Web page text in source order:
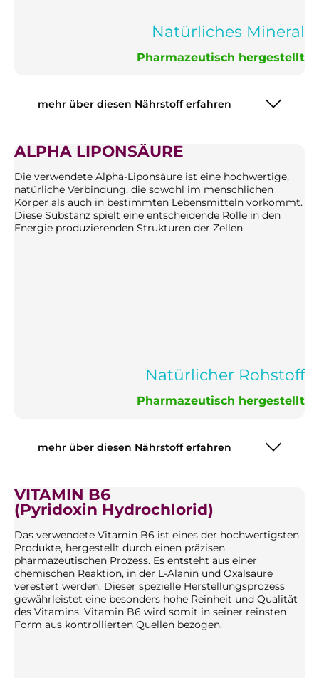
Natürliches Mineral
Pharmazeutisch hergestellt
mehr über diesen Nährstoff erfahren
ALPHA LIPONSÄURE
Die verwendete Alpha-Liponsäure ist eine hochwertige,
natürliche Verbindung, die sowohl im menschlichen
Körper als auch in bestimmten Lebensmitteln vorkommt.
Diese Substanz spielt eine entscheidende Rolle in den
Energie produzierenden Strukturen der Zellen.
Natürlicher Rohstoff
Pharmazeutisch hergestellt
mehr über diesen Nährstoff erfahren
VITAMIN B6
(Pyridoxin Hydrochlorid)
Das verwendete Vitamin B6 ist eines der hochwertigsten
Produkte, hergestellt durch einen präzisen
pharmazeutischen Prozess. Es entsteht aus einer
chemischen Reaktion, in der L-Alanin und Oxalsäure
verestert werden. Dieser spezielle Herstellungsprozess
gewährleistet eine besonders hohe Reinheit und Qualität
des Vitamins. Vitamin B6 wird somit in seiner reinsten
Form aus kontrollierten Quellen bezogen.